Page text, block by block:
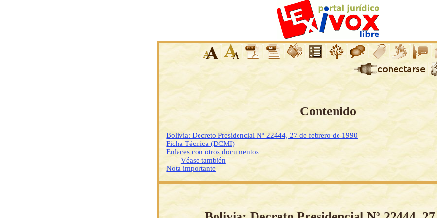
Contenido
Bolivia: Decreto Presidencial Nº 22444, 27 de febrero de 1990
Ficha Técnica (DCMI)
Enlaces con otros documentos
Véase también
Nota importante